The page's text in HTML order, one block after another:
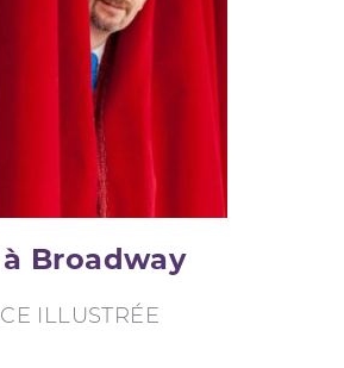
Broadway
ILLUSTRÉE